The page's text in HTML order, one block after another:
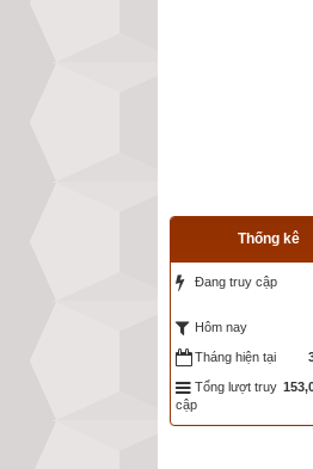
Thống kê
Đang truy cập
Hôm nay
Tháng hiện tại
Tổng lượt truy
cập